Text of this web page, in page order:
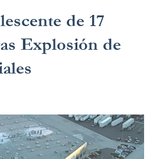
de 17
Explosión de